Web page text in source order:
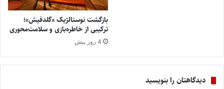
بازگشت نوستالژیک «گلدفیش»؛
ترکیبی از خاطره‌بازی و سلامت‌محوری
4 روز پیش
دیدگاهتان را بنویسید